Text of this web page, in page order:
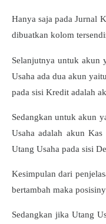
Hanya saja pada Jurnal
dibuatkan kolom
Selanjutnya untuk akun
Usaha ada dua akun
pada sisi Kredit adalah
Sedangkan untuk akun
Usaha adalah akun
Utang Usaha pada sisi
Kesimpulan dari
bertambah maka
Sedangkan jika Utang